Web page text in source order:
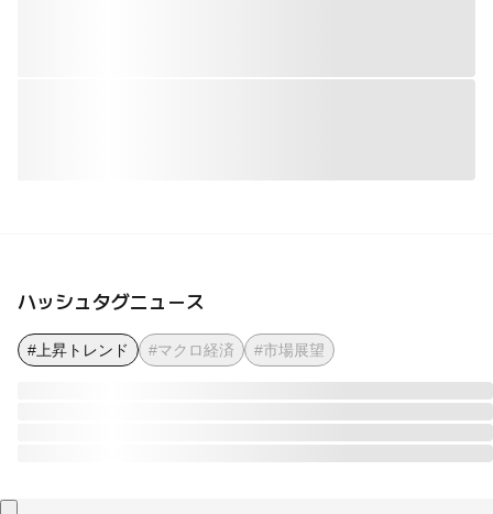
ハッシュタグニュース
#上昇トレンド #マクロ経済 #市場展望